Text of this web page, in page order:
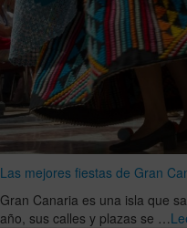
Las mejores fiestas de Gran
Gran Canaria es una isla que
año, sus calles y plazas se …